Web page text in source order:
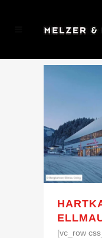
[vc_row